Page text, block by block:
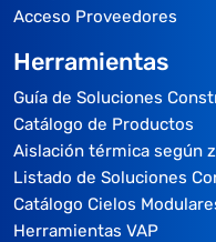
Acceso Proveedores
Herramientas
Guía de Soluciones
Catálogo de Productos
Aislación térmica según
Listado de Soluciones
Catálogo Cielos
Herramientas VAP